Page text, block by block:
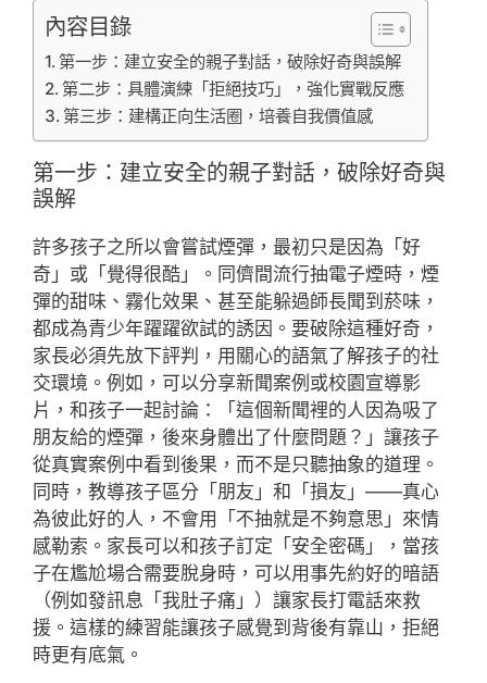
內容目錄
第一步：建立安全的親子對話，破除好奇與誤解
第二步：具體演練「拒絕技巧」，強化實戰反應
第三步：建構正向生活圈，培養自我價值感
第一步：建立安全的親子對話，破除好奇與
誤解
許多孩子之所以會嘗試煙彈，最初只是因為「好
奇」或「覺得很酷」。同儕間流行抽電子煙時，煙
彈的甜味、霧化效果、甚至能躲過師長聞到菸味，
都成為青少年躍躍欲試的誘因。要破除這種好奇，
家長必須先放下評判，用關心的語氣了解孩子的社
交環境。例如，可以分享新聞案例或校園宣導影
片，和孩子一起討論：「這個新聞裡的人因為吸了
朋友給的煙彈，後來身體出了什麼問題？」讓孩子
從真實案例中看到後果，而不是只聽抽象的道理。
同時，教導孩子區分「朋友」和「損友」——真心
為彼此好的人，不會用「不抽就是不夠意思」來情
感勒索。家長可以和孩子訂定「安全密碼」，當孩
子在尷尬場合需要脫身時，可以用事先約好的暗語
（例如發訊息「我肚子痛」）讓家長打電話來救
援。這樣的練習能讓孩子感覺到背後有靠山，拒絕
時更有底氣。